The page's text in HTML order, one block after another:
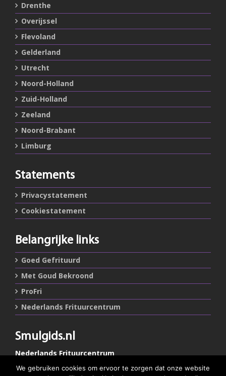
Drenthe
Overijssel
Flevoland
Gelderland
Utrecht
Noord-Holland
Zuid-Holland
Zeeland
Noord-Brabant
Limburg
Statements
Privacystatement
Cookiestatement
Belangrijke links
Goed Gefrituurd
Met Goud Bekroond
ProFri
Nederlands Frituurcentrum
Smulgids.nl
Nederlands Frituurcentrum
Blaarthemseweg 72
5502 JW Veldhoven
We gebruiken cookies om ervoor te zorgen dat onze website